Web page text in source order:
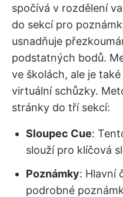
spočívá v rozdělení
do sekcí pro
usnadňuje
podstatných bodů.
ve školách, ale je
virtuální schůzky.
stránky do tří sekcí:
Sloupec Cue:
slouží pro klíčová
Poznámky: Hlavní
podrobné